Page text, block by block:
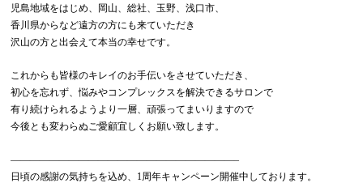
児島地域をはじめ、岡山、総社、玉野、浅口市、
香川県からなど遠方の方にも来ていただき
沢山の方と出会えて本当の幸せです。
これからも皆様のキレイのお手伝いをさせていただき、
初心を忘れず、悩みやコンプレックスを解決できるサロンで
有り続けられるようより一層、頑張ってまいりますので
今後とも変わらぬご愛顧宜しくお願い致します。
———————————————————————–
日頃の感謝の気持ちを込め、1周年キャンペーン開催中しております。